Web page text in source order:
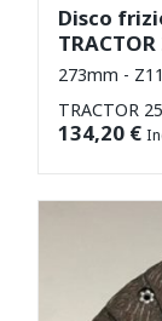
Disco
TRACTOR
273mm -
TRACTOR 25
134,20 €